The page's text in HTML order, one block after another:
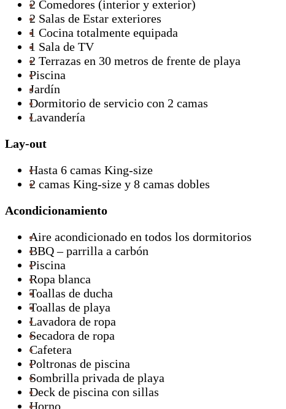
2 Comedores (interior y exterior)
2 Salas de Estar exteriores
1 Cocina totalmente equipada
1 Sala de TV
2 Terrazas en 30 metros de frente de playa
Piscina
Jardín
Dormitorio de servicio con 2 camas
Lavandería
Lay-out
Hasta 6 camas King-size
2 camas King-size y 8 camas dobles
Acondicionamiento
Aire acondicionado en todos los dormitorios
BBQ – parrilla a carbón
Piscina
Ropa blanca
Toallas de ducha
Toallas de playa
Lavadora de ropa
Secadora de ropa
Cafetera
Poltronas de piscina
Sombrilla privada de playa
Deck de piscina con sillas
Horno